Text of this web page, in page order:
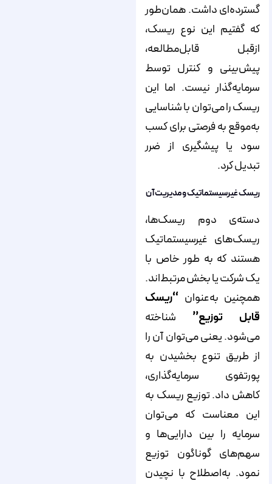
گسترده‌ای داشت. همان‌طور
که گفتیم این نوع ریسک،
ازقبل قابل‌مطالعه،
پیش‌بینی و کنترل توسط
سرمایه‌گذار نیست. اما این
ریسک را می‌توان با شناسایی
به‌موقع به فرصتی برای کسب
سود یا پیشگیری از ضرر
تبدیل کرد.
ریسک غیرسیستماتیک و مدیریت آن
دسته‌ی دوم ریسک‌ها،
ریسک‌های غیرسیستماتیک‌
هستند که به طور خاص با
یک شرکت یا بخش مرتبط‌‌اند.
همچنین به‌عنوان “ریسک
قابل توزیع” شناخته
می‌شود. یعنی می‌توان آن را
از طریق تنوع بخشیدن به
پورتفوی سرمایه‌گذاری،
کاهش داد. توزیع ریسک به
این معناست که می‌توان
سرمایه را بین دارایی‌ها و
سهم‌های گوناگون توزیع
نمود. به‌اصطلاح با نچیدن